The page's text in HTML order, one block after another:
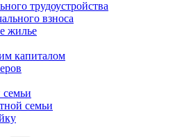
трудоустройства
взноса
жилье
капиталом
семьи
семьи